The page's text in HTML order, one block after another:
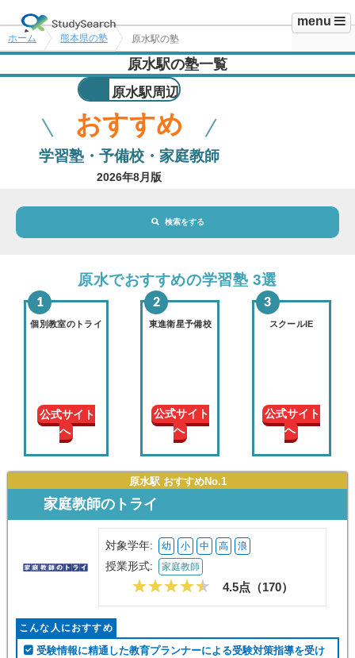
menu
ホーム 熊本県の塾 原水駅の塾
原水駅の塾一覧
原水駅周辺
おすすめ
学習塾・予備校・家庭教師
2026年8月版
検索をする
原水駅
路線・駅 選択されていません
学年
授業形
式
この条件で絞り込む
原水でおすすめの学習塾 3選
個別教室のトライ
公式サイト
へ
東進衛星予備校
公式サイト
へ
スクールIE
公式サイト
へ
原水駅 おすすめNo.1
家庭教師のトライ
対象学年: 幼 小 中 高 浪
授業形式: 家庭教師
4.5点（170）
こんな人におすすめ
受験情報に精通した教育プランナーによる受験対策指導を受け